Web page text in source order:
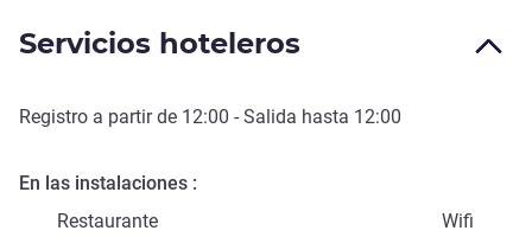
Servicios hoteleros
Registro a partir de 12:00 - Salida hasta 12:00
En las instalaciones
Restaurante
Wifi